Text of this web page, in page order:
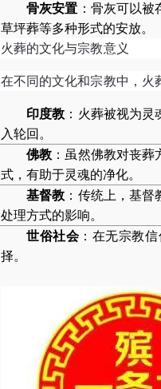
骨灰安置 ：骨灰可以
草坪葬等多种形式的安放。
火葬的文化与宗教意义
在不同的文化和宗教中，火
印度教 ：火葬被视为
入轮回。
佛教 ：虽然佛教对丧
式，有助于灵魂的净化。
基督教 ：传统上，基
处理方式的影响。
世俗社会：在无宗教
择。